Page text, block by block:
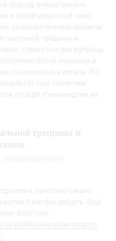
подход, внимательное
в такой непростой теме.
назначил нужные анализы​
анальной трещины​ и
отвечал на все вопросы,
после операции и
разъяснял все детали. По
был более чем
позади. Рекомендуем на
трещины​ и
проблему решил
могли 3 месяца решить. Ещё
золотому
profile/avanesjan-grigorij-